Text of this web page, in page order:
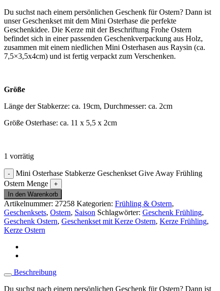
Du suchst nach einem persönlichen Geschenk für Ostern? Dann ist
unser Geschenkset mit dem Mini Osterhase die perfekte
Geschenkidee. Die Kerze mit der Beschriftung Frohe Ostern
befindet sich in einer passenden Geschenkverpackung aus Holz,
zusammen mit einem niedlichen Mini Osterhasen aus Raysin (ca.
7,5×3,5x4cm) und ist fertig verpackt zum Verschenken.
Größe
Länge der Stabkerze: ca. 19cm, Durchmesser: ca. 2cm
Größe Osterhase: ca. 11 x 5,5 x 2cm
1 vorrätig
Mini Osterhase Stabkerze Geschenkset Give Away Frühling
Ostern Menge
In den Warenkorb
Artikelnummer: 27258 Kategorien: Frühling & Ostern,
Geschenksets, Ostern, Saison Schlagwörter: Geschenk Frühling,
Geschenk Ostern, Geschenkset mit Kerze Ostern, Kerze Frühling,
Kerze Ostern
Beschreibung
Du suchst nach einem persönlichen Geschenk für Ostern? Dann ist